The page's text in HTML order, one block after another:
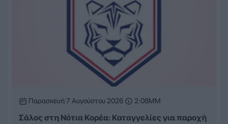
Παρασκευή 7 Αυγούστου 2026 2:08ΜΜ
Σάλος στη Νότια Κορέα: Καταγγελίες για παροχή